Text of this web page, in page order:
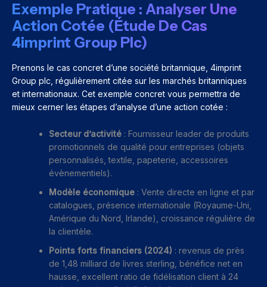
Exemple Pratique : Analyser Une
Action Cotée (Étude De Cas
4imprint Group Plc)
Prenons le cas concret d’une société britannique, 4imprint
Group plc, régulièrement citée sur les marchés britanniques
et internationaux. Cet exemple concret vous permettra de
mieux cerner les étapes d’analyse d’une action cotée :
Secteur d’activité : Fournisseur leader de produits
promotionnels de qualité pour entreprises (objets
personnalisés, textile, papeterie, accessoires
évènementiels).
Modèle économique : Vente directe en ligne et par
catalogues, présence internationale (Royaume-Uni,
Amérique du Nord, Irlande), croissance régulière de
la clientèle.
Points forts financiers (2024) : revenus de près
de 1,48 milliard de livres sterling, bénéfice net en
hausse, excellent ratio de fidélisation client à 24